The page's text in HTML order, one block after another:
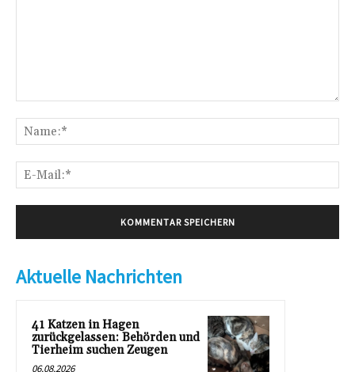
Aktuelle Nachrichten
41 Katzen in Hagen
zurückgelassen: Behörden und
Tierheim suchen Zeugen
06.08.2026